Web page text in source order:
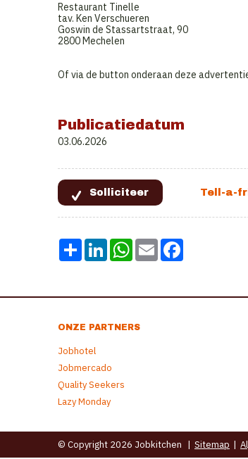
Restaurant Tinelle
tav. Ken Verschueren
Goswin de Stassartstraat, 90
2800 Mechelen
Of via de button onderaan deze
Publicatiedatum
03.06.2026
Share LinkedInWhatsApp
Email
ONZE PARTNERS
Jobhotel
Jobmercado
Quality Seekers
Lazy Monday
© Copyright 2026 Jobkitchen | Sitemap |